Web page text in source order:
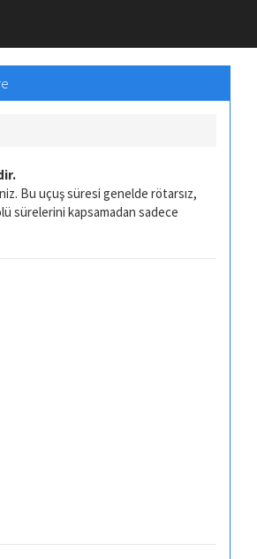
Bu uçuş süresi genelde rötarsız,
sürelerini kapsamadan sadece